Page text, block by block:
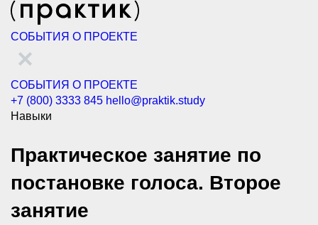
СОБЫТИЯ О ПРОЕКТЕ
СОБЫТИЯ О ПРОЕКТЕ
+7 (800) 3333 845 hello@praktik.study
Навыки
Практическое занятие по
постановке голоса. Второе
занятие